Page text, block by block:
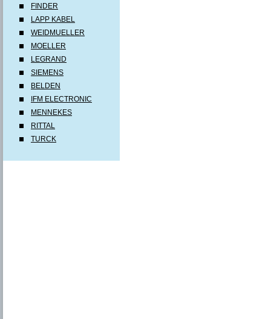
FINDER
LAPP KABEL
WEIDMUELLER
MOELLER
LEGRAND
SIEMENS
BELDEN
IFM ELECTRONIC
MENNEKES
RITTAL
TURCK